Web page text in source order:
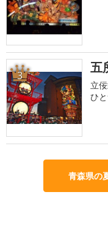
3 五
立
ひ
青森県の